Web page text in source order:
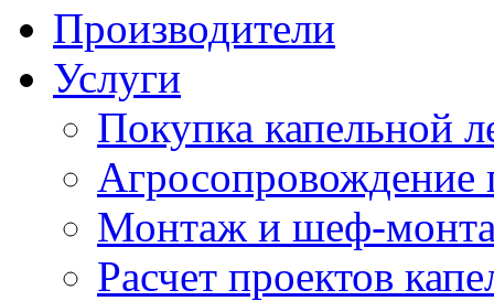
Производители
Услуги
Покупка капельной
Агросопровождение
Монтаж и шеф-
Расчет проектов